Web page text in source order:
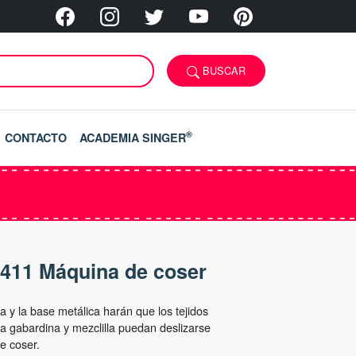
BUSCAR
CONTACTO ACADEMIA SINGER®
Máquina de coser
y la base metálica harán que los tejidos
gabardina y mezclilla puedan deslizarse
coser.